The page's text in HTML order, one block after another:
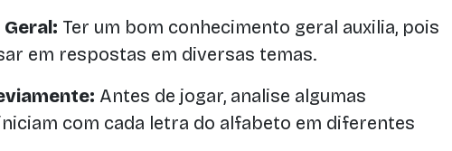
Ter um bom conhecimento geral auxilia, pois
em respostas em diversas temas.
Antes de jogar, analise algumas
com cada letra do alfabeto em diferentes